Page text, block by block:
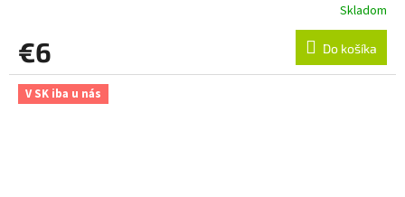
Skladom
€6 Do košíka
V SK iba u nás